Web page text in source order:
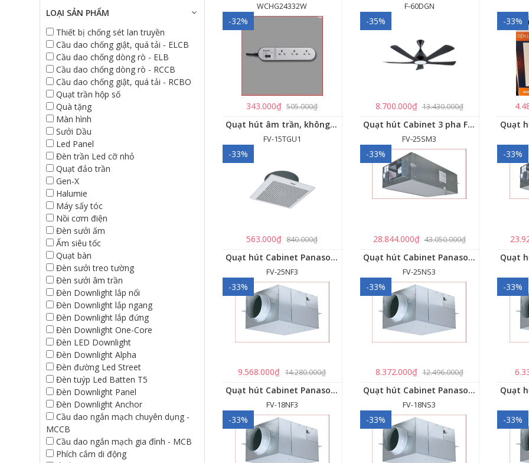
WCHG24332W
-32%
343.000₫ 505.000₫
F-60DGN
-35%
8.700.000₫ 13.430.000₫
-33%
Quạt hút âm trần, không dùng ống dẫn Panasonic - FV-15TGU1
FV-15TGU1
-33%
563.000₫ 840.000₫
Quạt hút Cabinet 3 pha FV‑25SM3
FV‑25SM3
-33%
28.844.000₫ 43.050.000₫
-33%
Quạt hút Cabinet Panasonic FV-25NF3
FV-25NF3
-33%
9.568.000₫ 14.280.000₫
Quạt hút Cabinet Panasonic FV-25NS3
FV-25NS3
-33%
8.372.000₫ 12.496.000₫
-33%
Quạt hút Cabinet Panasonic FV-18NF3
FV-18NF3
-33%
Quạt hút Cabinet Panasonic FV-18NS3
FV-18NS3
-33% -33%
LOẠI SẢN PHẨM
Thiết bị chống sét lan truyền
Cầu dao chống giật, quá tải - ELCB
Cầu dao chống dòng rò - ELB
Cầu dao chống dòng rò - RCCB
Cầu dao chống giật, quá tải - RCBO
Quạt trần hộp số
Quà tặng
Màn hình
Sưởi Dầu
Led Panel
Đèn trần Led cỡ nhỏ
Quạt đảo trần
Gen-X
Halumie
Máy sấy tóc
Nồi cơm điện
Đèn sưởi ấm
Ấm siêu tốc
Quạt bàn
Đèn sưởi treo tường
Đèn sưởi âm trần
Đèn Downlight lắp nổi
Đèn Downlight lắp ngang
Đèn Downlight lắp đứng
Đèn Downlight One-Core
Đèn LED Downlight
Đèn Downlight Alpha
Đèn đường Led Street
Đèn tuýp Led Batten T5
Đèn Downlight Panel
Đèn Downlight Anchor
Cầu dao ngắn mạch chuyên dụng -
MCCB
Cầu dao ngắn mạch gia đình - MCB
Phích cắm di động